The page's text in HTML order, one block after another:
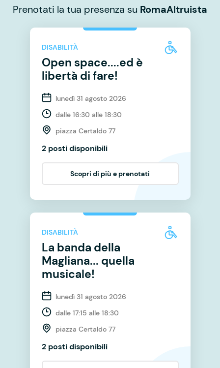
Prenotati la tua presenza su RomaAltruista
DISABILITÀ
Open space....ed è
libertà di fare!
lunedì 31 agosto 2026
dalle 16:30 alle 18:30
piazza Certaldo 77
2 posti disponibili
Scopri di più e prenotati
DISABILITÀ
La banda della
Magliana... quella
musicale!
lunedì 31 agosto 2026
dalle 17:15 alle 18:30
piazza Certaldo 77
2 posti disponibili